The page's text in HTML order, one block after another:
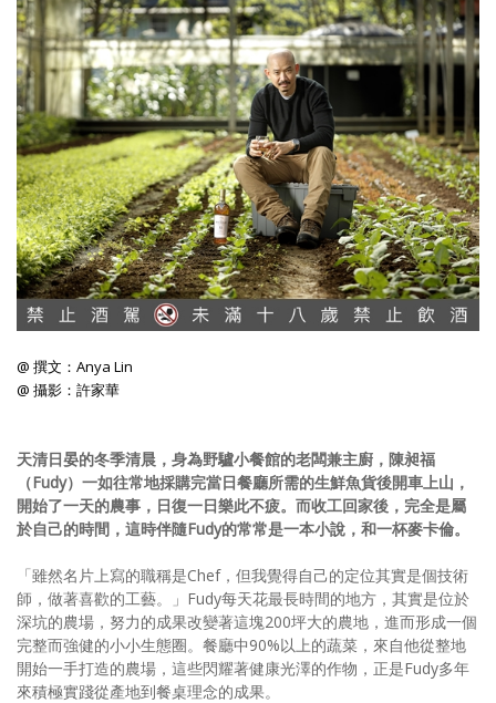
影音區
創意出版服務
歷史區
關於Yilan
個人著作
活動實況記錄
媒體報導一覽
訂閱電子報
@ 撰文：Anya Lin
@ 攝影：許家華
天清日晏的冬季清晨，身為野驢小餐館的老闆兼主廚，陳昶福
（Fudy）一如往常地採購完當日餐廳所需的生鮮魚貨後開車上山，
開始了一天的農事，日復一日樂此不疲。而收工回家後，完全是屬
於自己的時間，這時伴隨Fudy的常常是一本小說，和一杯麥卡倫。
「雖然名片上寫的職稱是Chef，但我覺得自己的定位其實是個技術
師，做著喜歡的工藝。」Fudy每天花最長時間的地方，其實是位於
深坑的農場，努力的成果改變著這塊200坪大的農地，進而形成一個
完整而強健的小小生態圈。餐廳中90%以上的蔬菜，來自他從整地
開始一手打造的農場，這些閃耀著健康光澤的作物，正是Fudy多年
來積極實踐從產地到餐桌理念的成果。